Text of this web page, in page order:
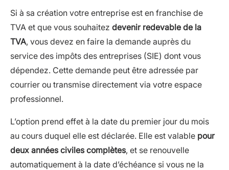
Si à sa création votre entreprise est en franchise de
TVA et que vous souhaitez devenir redevable de la
TVA, vous devez en faire la demande auprès du
service des impôts des entreprises (SIE) dont vous
dépendez. Cette demande peut être adressée par
courrier ou transmise directement via votre espace
professionnel.
L’option prend effet à la date du premier jour du mois
au cours duquel elle est déclarée. Elle est valable pour
deux années civiles complètes, et se renouvelle
automatiquement à la date d’échéance si vous ne la